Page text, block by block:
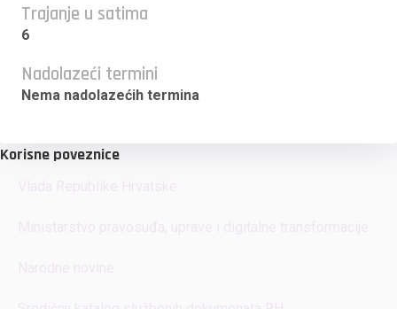
Trajanje u satima
6
Nadolazeći termini
Nema nadolazećih termina
Korisne poveznice